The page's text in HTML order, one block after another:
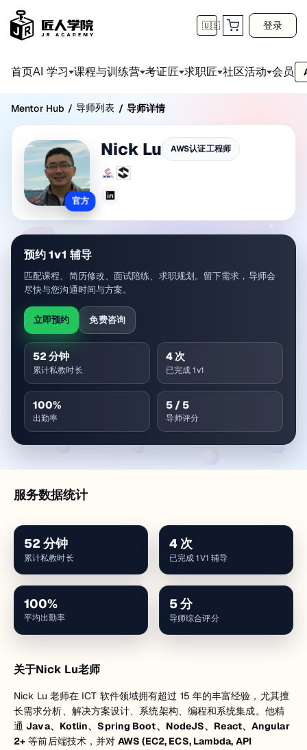
🇺🇸 登录
首页AI 学习 课程与训练营 考证匠 求职匠 社区活动 会员
Mentor Hub / 导师列表 / 导师详情
官方
Nick Lu AWS认证工程师
预约 1v1 辅导
匹配课程、简历修改、面试陪练、求职规划。留下需求，导师会
尽快与您沟通时间与方案。
立即预约 免费咨询
52分钟
累计私教时长
4次
已完成 1v1
100%
出勤率
5 / 5
导师评分
关于Nick Lu老师
Nick Lu 老师在 ICT 软件领域拥有超过 15 年的丰富经验，尤其擅
长需求分析、解决方案设计、系统架构、编程和系统集成。他精
通Java、Kotlin、Spring Boot、NodeJS、React、Angular
2+ 等前后端技术，并对AWS (EC2, ECS, Lambda, API
服务数据统计
52 分钟
累计私教时长
4 次
已完成 1V1 辅导
100%
平均出勤率
5分
导师综合评分